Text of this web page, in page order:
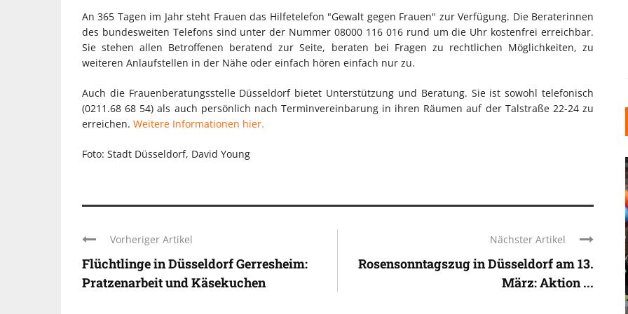
An 365 Tagen im Jahr steht Frauen das Hilfetelefon "Gewalt gegen Frauen" zur Verfügung. Die Beraterinnen
des bundesweiten Telefons sind unter der Nummer 08000 116 016 rund um die Uhr kostenfrei erreichbar.
Sie stehen allen Betroffenen beratend zur Seite, beraten bei Fragen zu rechtlichen Möglichkeiten, zu
weiteren Anlaufstellen in der Nähe oder einfach hören einfach nur zu.
Auch die Frauenberatungsstelle Düsseldorf bietet Unterstützung und Beratung. Sie ist sowohl telefonisch
(0211.68 68 54) als auch persönlich nach Terminvereinbarung in ihren Räumen auf der Talstraße 22-24 zu
erreichen. Weitere Informationen hier.
Foto: Stadt Düsseldorf, David Young
Vorheriger Artikel
Flüchtlinge in Düsseldorf Gerresheim:
Pratzenarbeit und Käsekuchen
Nächster Artikel
Rosensonntagszug in Düsseldorf am 13.
März: Aktion ...
INDUSTRIELLER CHIC: WIE
KUNSTSTOFFFENSTER DEN
LOFT-STIL IN IHREM